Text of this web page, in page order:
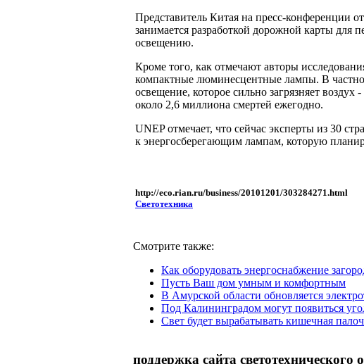
Представитель Китая на пресс-конференции
занимается разработкой дорожной карты для
освещению.
Кроме того, как отмечают авторы
компактные люминесцентные лампы. В
освещение, которое сильно загрязняет
около 2,6 миллиона смертей ежегодно.
UNEP отмечает, что сейчас эксперты из 30
к энергосберегающим лампам, которую
http://eco.rian.ru/business/20101201/303284271.html
Светотехника
Смотрите также:
Как оборудовать энергоснабжение
Пусть Ваш дом умным и комфортным
В Амурской области обновляется
Под Калининградом могут появиться
Свет будет вырабатывать кишечная
поддержка сайта светотехнического